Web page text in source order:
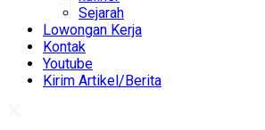
Sejarah
Lowongan Kerja
Kontak
Youtube
Kirim Artikel/Berita